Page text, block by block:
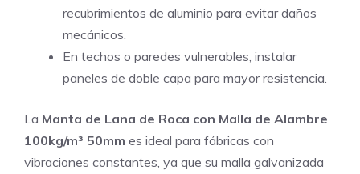
recubrimientos de aluminio para evitar daños
mecánicos.
En techos o paredes vulnerables, instalar
paneles de doble capa para mayor resistencia.
La Manta de Lana de Roca con Malla de Alambre
100kg/m³ 50mm es ideal para fábricas con
vibraciones constantes, ya que su malla galvanizada